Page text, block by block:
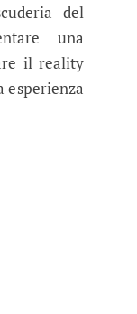
del
una
il reality
esperienza